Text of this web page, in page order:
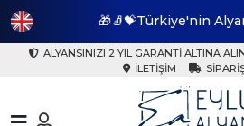
🎁🧦💝Türkiye'nin
ALYANSINIZI 2 YIL GARANTI ALTINA
İLETIŞIM